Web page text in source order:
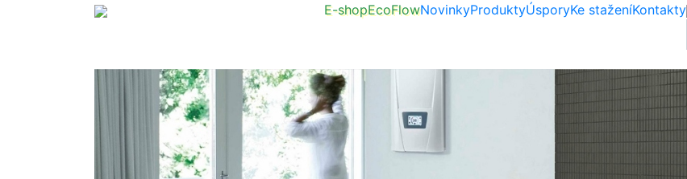
E-shopEcoFlowNovinkyProduktyÚsporyKe staženíKontakty